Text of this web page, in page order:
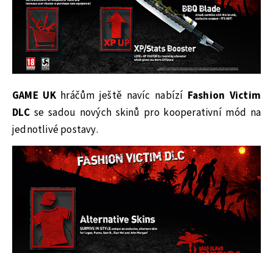
GAME UKhráčům ještě navíc nabízí Fashion Victim
DLC se sadou nových skinů pro kooperativní mód na
jednotlivé postavy.